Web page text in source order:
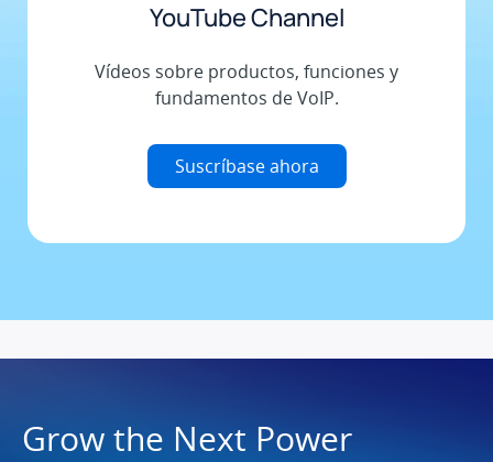
YouTube Channel
Vídeos sobre productos, funciones y
fundamentos de VoIP.
Suscríbase ahora
Grow the Next Power